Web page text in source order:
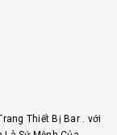
Thiết Bị Bar . với